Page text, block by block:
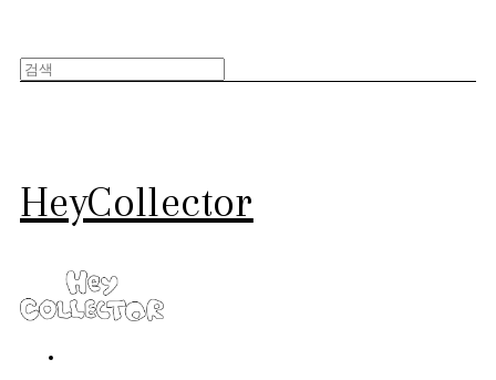
HeyCollector